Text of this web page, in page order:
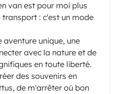
van est pour moi plus
transport : c'est un mode
aventure unique, une
avec la nature et de
en toute liberté.
des souvenirs en
de m'arrêter où bon